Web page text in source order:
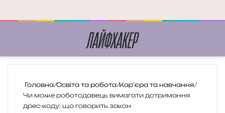
Головна/Освіта та робота/Кар’єра та навчання/
Чи може роботодавець вимагати дотримання
дрес-коду: що говорить закон